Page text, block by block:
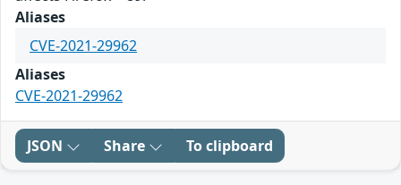
Aliases
CVE-2021-29962
Aliases
CVE-2021-29962
JSON Share To clipboard